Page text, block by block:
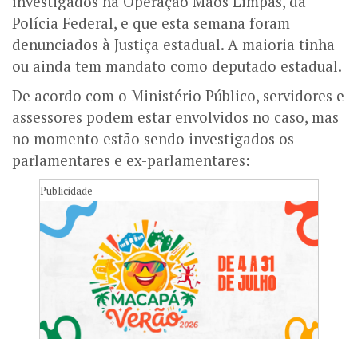
Polícia Federal, e que esta semana foram
denunciados à Justiça estadual. A maioria tinha
ou ainda tem mandato como deputado estadual.
De acordo com o Ministério Público, servidores e
assessores podem estar envolvidos no caso, mas
no momento estão sendo investigados os
parlamentares e ex-parlamentares:
Publicidade